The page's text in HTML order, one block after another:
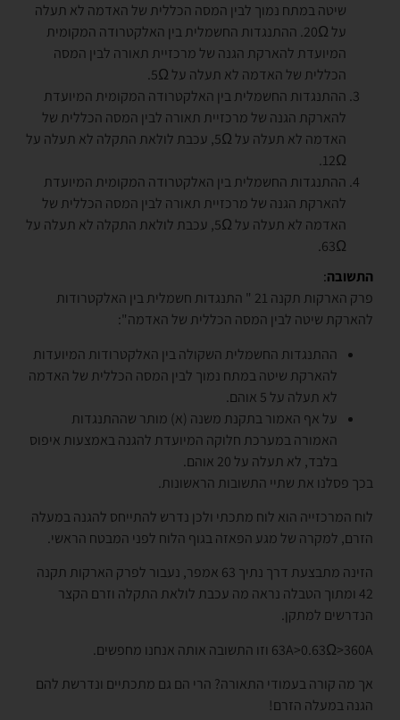
שיטה במתח נמוך לבין המסה הכללית של האדמה לא תעלה
על 20Ω. ההתנגדות החשמלית בין האלקטרודה המקומית
המיועדת להארקת הגנה של מרכזיית תאורה לבין המסה
הכללית של האדמה לא תעלה על 5Ω.
ההתנגדות החשמלית בין האלקטרודה המקומית המיועדת
להארקת הגנה של מרכזיית תאורה לבין המסה הכללית של
האדמה לא תעלה על 5Ω, עכבת לולאת התקלה לא תעלה על
12Ω.
ההתנגדות החשמלית בין האלקטרודה המקומית המיועדת
להארקת הגנה של מרכזיית תאורה לבין המסה הכללית של
האדמה לא תעלה על 5Ω, עכבת לולאת התקלה לא תעלה על
63Ω.
התשובה:
פרק הארקות תקנה 21 " התנגדות חשמלית בין האלקטרודות
להארקת שיטה לבין המסה הכללית של האדמה":
ההתנגדות החשמלית השקולה בין האלקטרודות המיועדות
להארקת שיטה במתח נמוך לבין המסה הכללית של האדמה
לא תעלה על 5 אוהם.
על אף האמור בתקנת משנה (א) מותר שההתנגדות
האמורה במערכת חלוקה המיועדת להגנה באמצעות איפוס
בלבד, לא תעלה על 20 אוהם.
בכך פסלנו את שתיי התשובות הראשונות.
לוח המרכזייה הוא לוח מתכתי ולכן נדרש להתייחס להגנה במעלה
הזרם, למקרה של מגע הפאזה בגוף הלוח לפני המבטח הראשי.
הזינה מתבצעת דרך נתיך 63 אמפר, נעבור לפרק הארקות תקנה
42 ומתוך הטבלה נראה מה עכבת לולאת התקלה וזרם הקצר
הנדרשים למתקן.
63A>0.63Ω>360A וזו התשובה אותה אנחנו מחפשים.
אך מה קורה בעמודי התאורה? הרי הם גם מתכתיים ונדרשת להם
הגנה במעלה הזרם!